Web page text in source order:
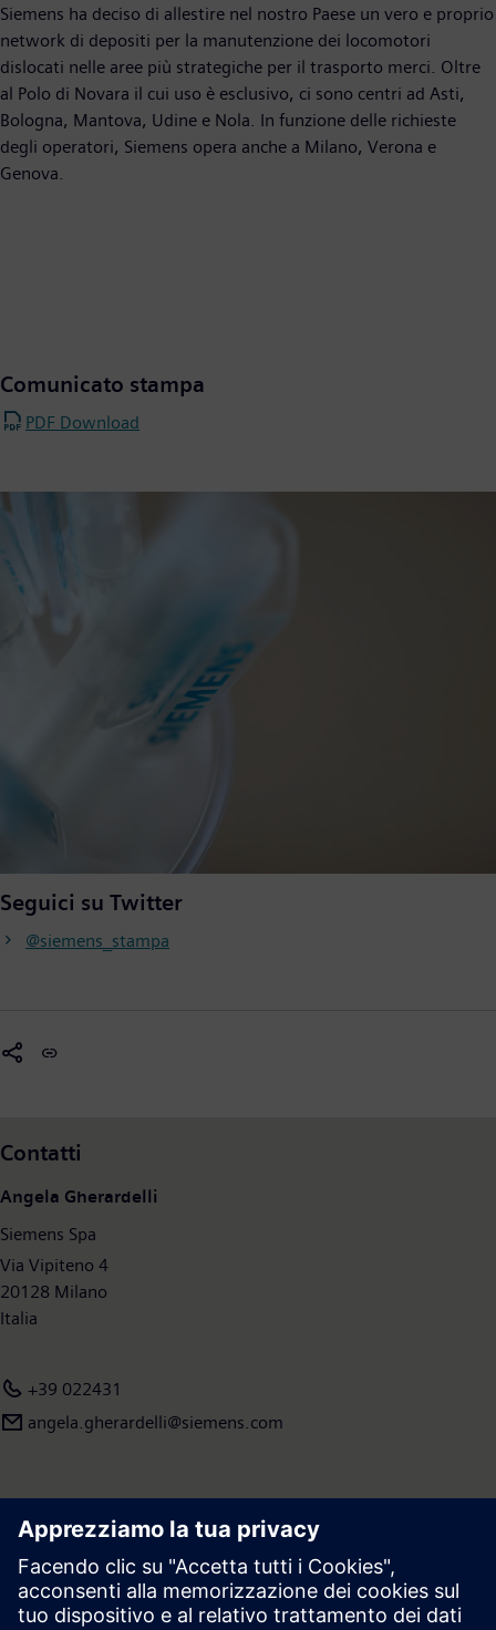
Siemens ha deciso di allestire nel nostro Paese un vero e proprio
network di depositi per la manutenzione dei locomotori
dislocati nelle aree più strategiche per il trasporto merci. Oltre
al Polo di Novara il cui uso è esclusivo, ci sono centri ad Asti,
Bologna, Mantova, Udine e Nola. In funzione delle richieste
degli operatori, Siemens opera anche a Milano, Verona e
Genova.
Comunicato stampa
PDF Download
Seguici su Twitter
@siemens_stampa
Contatti
Angela Gherardelli
Siemens Spa
Via Vipiteno 4
20128 Milano
Italia
+39 022431
angela.gherardelli@siemens.com